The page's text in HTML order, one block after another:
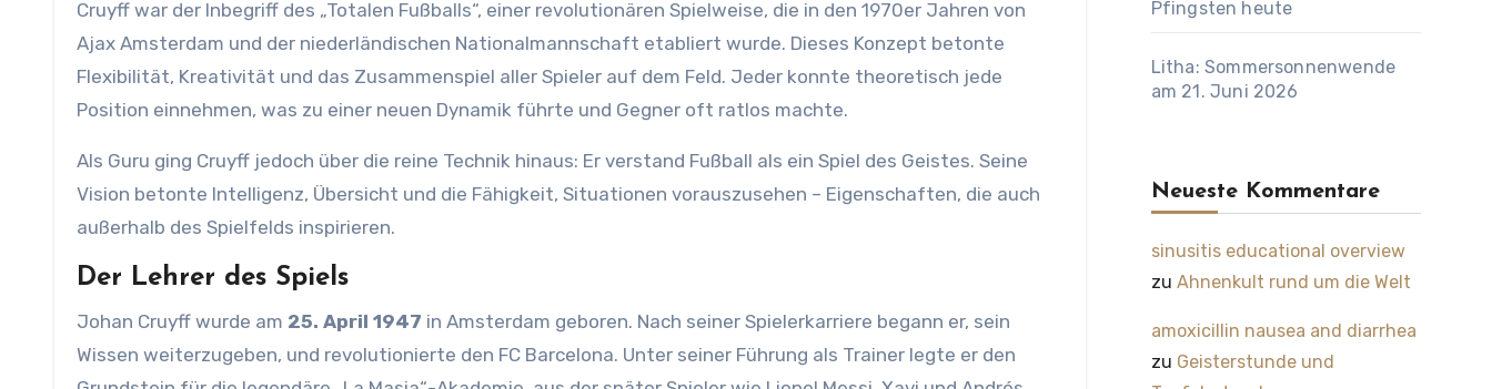
Cruyff war der Inbegriff des „Totalen Fußballs“, einer revolutionären Spielweise, die in den 1970er Jahren von
Ajax Amsterdam und der niederländischen Nationalmannschaft etabliert wurde. Dieses Konzept betonte
Flexibilität, Kreativität und das Zusammenspiel aller Spieler auf dem Feld. Jeder konnte theoretisch jede
Position einnehmen, was zu einer neuen Dynamik führte und Gegner oft ratlos machte.
Als Guru ging Cruyff jedoch über die reine Technik hinaus: Er verstand Fußball als ein Spiel des Geistes. Seine
Vision betonte Intelligenz, Übersicht und die Fähigkeit, Situationen vorauszusehen – Eigenschaften, die auch
außerhalb des Spielfelds inspirieren.
Der Lehrer des Spiels
Johan Cruyff wurde am 25. April 1947 in Amsterdam geboren. Nach seiner Spielerkarriere begann er, sein
Wissen weiterzugeben, und revolutionierte den FC Barcelona. Unter seiner Führung als Trainer legte er den
Pfingsten heute
Litha: Sommersonnenwende
am 21. Juni 2026
Neueste Kommentare
sinusitis educational overview
zu Ahnenkult rund um die Welt
amoxicillin nausea and diarrhea
zu Geisterstunde und